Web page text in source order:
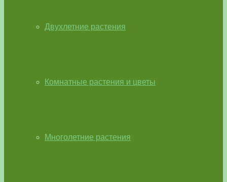
Двухлетние растения
Комнатные растения и цветы
Многолетние растения